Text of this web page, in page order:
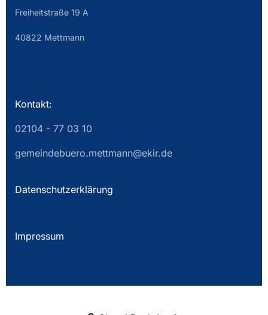
Freiheitstraße 19 A
40822 Mettmann
Kontakt:
02104 - 77 03 10
gemeindebuero.mettmann@ekir.de
Datenschutzerklärung
Impressum